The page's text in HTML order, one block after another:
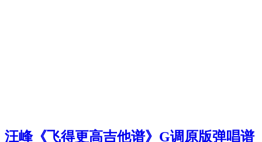
汪峰《飞得更高吉他谱》G调原版弹唱谱